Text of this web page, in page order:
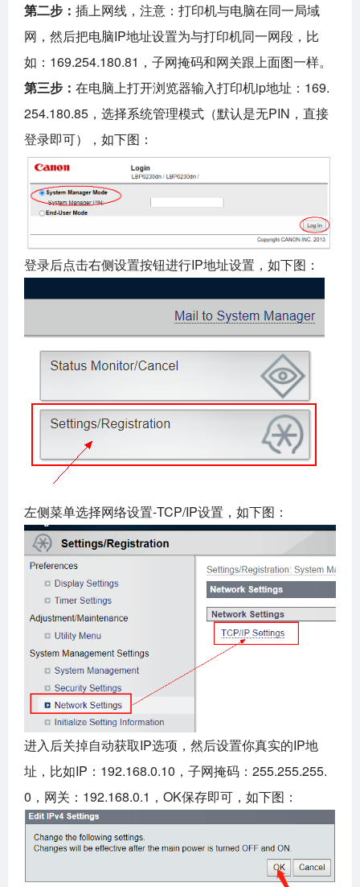
第二步： 插上网线，注意：打印机与电脑在同一局域
网，然后把电脑IP地址设置为与打印机同一网段，比
如：169.254.180.81，子网掩码和网关跟上面图一样。
第三步： 在电脑上打开浏览器输入打印机ip地址： 169.
254.180.85，选择系统管理模式（默认是无PIN，直接
登录即可），如下图：
登录后点击右侧设置按钮进行IP地址设置，如下图：
左侧菜单选择网络设置-TCP/IP设置，如下图：
进入后关掉自动获取IP选项，然后设置你真实的IP地
址，比如IP：192.168.0.10，子网掩码：255.255.255.
0，网关：192.168.0.1，OK保存即可，如下图：